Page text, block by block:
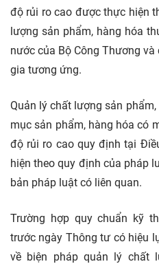
độ rủi ro cao được thực hiện
lượng sản phẩm, hàng hóa
nước của Bộ Công Thương
gia tương ứng.
Quản lý chất lượng sản
mục sản phẩm, hàng hóa có
độ rủi ro cao quy định tại
hiện theo quy định của pháp
bản pháp luật có liên quan.
Trường hợp quy chuẩn kỹ
trước ngày Thông tư có hiệu
về biện pháp quản lý chất